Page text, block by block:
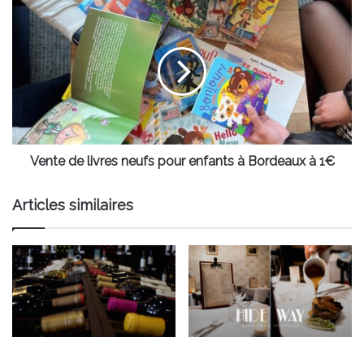
Vente
livres
neufs
enfants
Bordeaux
à
Vente de livres neufs pour enfants à Bordeaux à 1€
Articles similaires